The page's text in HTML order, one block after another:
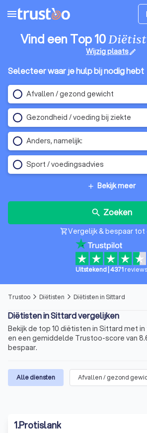
menu
Vind een Top 10Diëtist
Wijzig plaatsedit
Selecteer waar je hulp bij nodig hebt
Afvallen / gezond gewicht
Gezondheid / voeding bij ziekte
Anders, namelijk:
Sport / voedingsadvies
add Bekijk meer
search Zoeken
shopping_cartVergelijk & bespaar tot
Uitstekend| 4371 reviews
Trustoo arrow_forward_ios Diëtisten arrow_forward_ios Diëtisten in Sittard
Diëtisten in Sittard vergelijken
Bekijk de top 10 diëtisten in Sittard met
en een gemiddelde Trustoo-score van
bespaar.
Alle diensten Afvallen / gezond
1.Protislank